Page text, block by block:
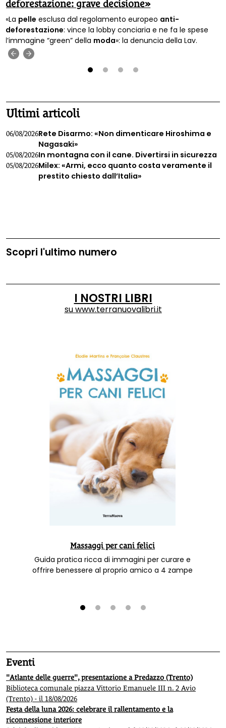
deforestazione: grave decisione»
«La pelle esclusa dal regolamento europeo anti-
deforestazione: vince la lobby conciaria e ne fa le spese
l’immagine “green” della moda»: la denuncia della Lav.
Ultimi articoli
06/08/2026Rete Disarmo: «Non dimenticare Hiroshima e
Nagasaki»
05/08/2026In montagna con il cane. Divertirsi in sicurezza
05/08/2026Milex: «Armi, ecco quanto costa veramente il
prestito chiesto dall’Italia»
Scopri l'ultimo numero
I NOSTRI LIBRI
suwww.terranuovalibri.it
Massaggi per cani felici
Guida pratica ricca di immagini per curare e
offrire benessere al proprio amico a 4 zampe
Eventi
"Atlante delle guerre", presentazione a Predazzo (Trento)
Biblioteca comunale piazza Vittorio Emanuele III n. 2 Avio
(Trento) - il 18/08/2026
Festa della luna 2026: celebrare il rallentamento e la
riconnessione interiore